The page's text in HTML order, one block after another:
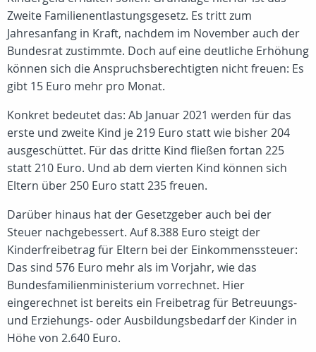
Zweite Familienentlastungsgesetz. Es tritt zum
Jahresanfang in Kraft, nachdem im November auch der
Bundesrat zustimmte. Doch auf eine deutliche Erhöhung
können sich die Anspruchsberechtigten nicht freuen: Es
gibt 15 Euro mehr pro Monat.
Konkret bedeutet das: Ab Januar 2021 werden für das
erste und zweite Kind je 219 Euro statt wie bisher 204
ausgeschüttet. Für das dritte Kind fließen fortan 225
statt 210 Euro. Und ab dem vierten Kind können sich
Eltern über 250 Euro statt 235 freuen.
Darüber hinaus hat der Gesetzgeber auch bei der
Steuer nachgebessert. Auf 8.388 Euro steigt der
Kinderfreibetrag für Eltern bei der Einkommenssteuer:
Das sind 576 Euro mehr als im Vorjahr, wie das
Bundesfamilienministerium vorrechnet. Hier
eingerechnet ist bereits ein Freibetrag für Betreuungs-
und Erziehungs- oder Ausbildungsbedarf der Kinder in
Höhe von 2.640 Euro.